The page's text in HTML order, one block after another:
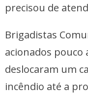
precisou de
Brigadistas
acionados pouco
deslocaram um
incêndio até a